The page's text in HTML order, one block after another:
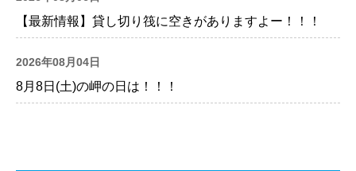
【最新情報】貸し切り筏に空きがありますよー！！！
2026年08月04日
8月8日(土)の岬の日は！！！